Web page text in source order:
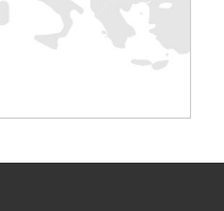
une prestation clé
sur site,
de vos tests